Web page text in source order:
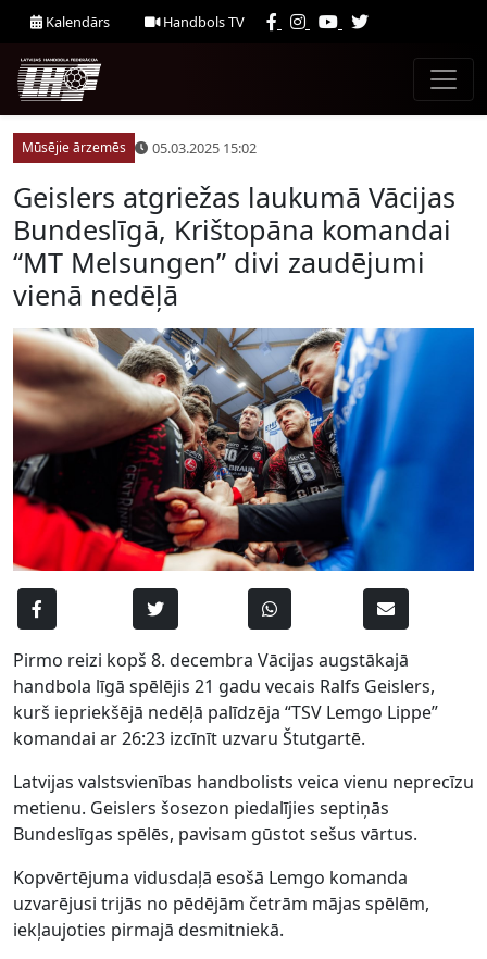
Kalendārs Handbols TV
Mūsējie ārzemēs 05.03.2025 15:02
Geislers atgriežas laukumā Vācijas
Bundeslīgā, Krištopāna komandai
“MT Melsungen” divi zaudējumi
vienā nedēļā
Pirmo reizi kopš 8. decembra Vācijas augstākajā
handbola līgā spēlējis 21 gadu vecais Ralfs Geislers,
kurš iepriekšējā nedēļā palīdzēja “TSV Lemgo Lippe”
komandai ar 26:23 izcīnīt uzvaru Štutgartē.
Latvijas valstsvienības handbolists veica vienu neprecīzu
metienu. Geislers šosezon piedalījies septiņās
Bundeslīgas spēlēs, pavisam gūstot sešus vārtus.
Kopvērtējuma vidusdaļā esošā Lemgo komanda
uzvarējusi trijās no pēdējām četrām mājas spēlēm,
iekļaujoties pirmajā desmitniekā.